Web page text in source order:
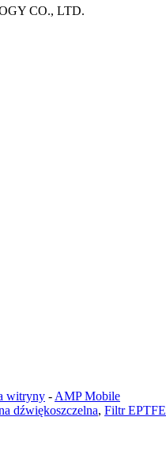
CO., LTD.
witryny - AMP Mobile
dźwiękoszczelna, Filtr EPTFE